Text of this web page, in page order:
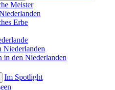
Meister
Erbe
Niederlanden
in den Niederlanden
Im Spotlight